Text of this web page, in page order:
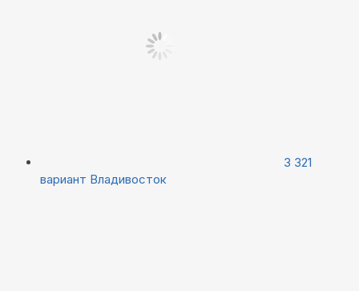
3 321
вариант Владивосток